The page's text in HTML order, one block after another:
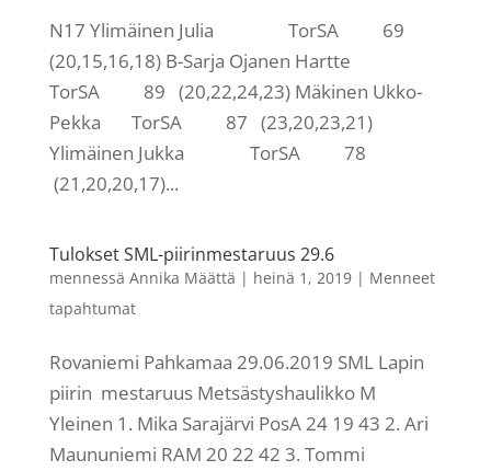
N17 Ylimäinen Julia TorSA 69
(20,15,16,18) B-Sarja Ojanen Hartte
TorSA 89 (20,22,24,23) Mäkinen Ukko-
Pekka TorSA 87 (23,20,23,21)
Ylimäinen Jukka TorSA 78
(21,20,20,17)...
Tulokset SML-piirinmestaruus 29.6
mennessä Annika Määttä | heinä 1, 2019| Menneet
tapahtumat
Rovaniemi Pahkamaa 29.06.2019 SML Lapin
piirin mestaruus Metsästyshaulikko M
Yleinen 1. Mika Sarajärvi PosA 24 19 43 2. Ari
Maununiemi RAM 20 22 42 3. Tommi